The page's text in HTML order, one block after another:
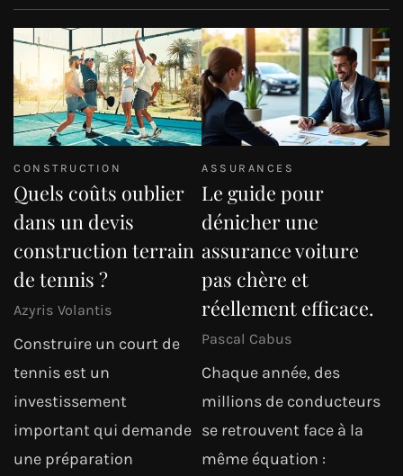
CONSTRUCTION
Quels coûts oublier
dans un devis
construction terrain
de tennis ?
Azyris Volantis
Construire un court de
tennis est un
investissement
important qui demande
une préparation
ASSURANCES
Le guide pour
dénicher une
assurance voiture
pas chère et
réellement efficace.
Pascal Cabus
Chaque année, des
millions de conducteurs
se retrouvent face à la
même équation :